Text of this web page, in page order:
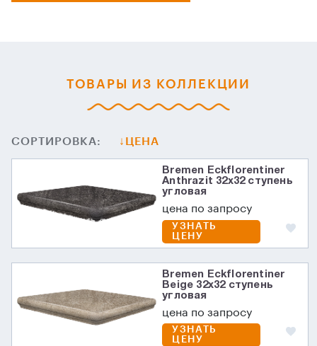
ТОВАРЫ ИЗ КОЛЛЕКЦИИ
СОРТИРОВКА: ЦЕНА
Bremen Eckflorentiner
Anthrazit 32х32 ступень
угловая
цена по запросу
УЗНАТЬ
ЦЕНУ
Bremen Eckflorentiner
Beige 32х32 ступень
угловая
цена по запросу
УЗНАТЬ
ЦЕНУ